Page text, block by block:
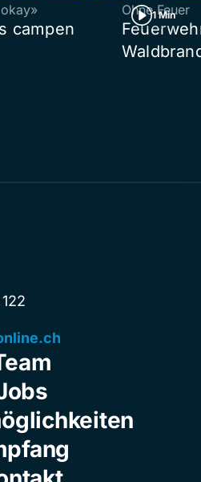
campen
1 Min
Ohne Feuer